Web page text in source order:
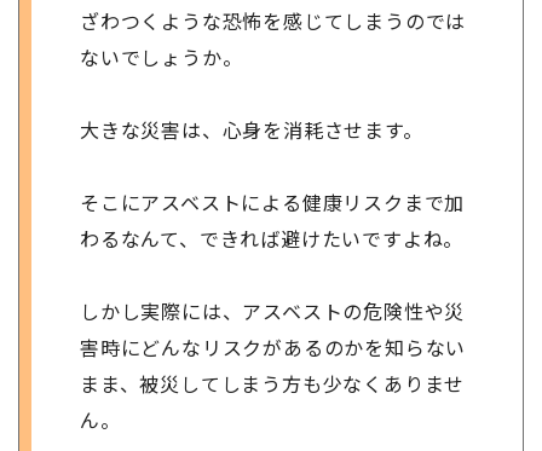
ざわつくような恐怖を感じてしまうのでは
ないでしょうか。
大きな災害は、心身を消耗させます。
そこにアスベストによる健康リスクまで加
わるなんて、できれば避けたいですよね。
しかし実際には、アスベストの危険性や災
害時にどんなリスクがあるのかを知らない
まま、被災してしまう方も少なくありませ
ん。